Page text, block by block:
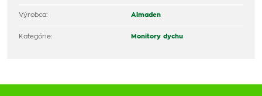
Výrobca: Almaden
Kategórie: Monitory dychu